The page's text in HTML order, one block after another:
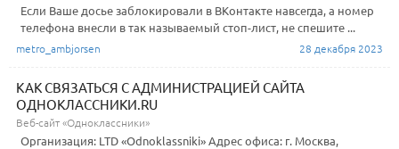
Если Ваше досье заблокировали в ВКонтакте навсегда, а номер
телефона внесли в так называемый стоп-лист, не спешите ...
metro_ambjorsen 28 декабря 2023
КАК СВЯЗАТЬСЯ С АДМИНИСТРАЦИЕЙ САЙТА
ОДНОКЛАССНИКИ.RU
Веб-сайт «Одноклассники»
Организация: LTD «Odnoklassniki» Адрес офиса: г. Москва,